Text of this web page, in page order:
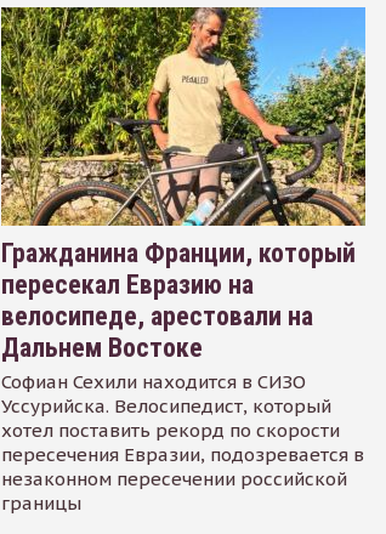
Гражданина Франции, который
пересекал Евразию на
велосипеде, арестовали на
Дальнем Востоке
Софиан Сехили находится в СИЗО
Уссурийска. Велосипедист, который
хотел поставить рекорд по скорости
пересечения Евразии, подозревается в
незаконном пересечении российской
границы